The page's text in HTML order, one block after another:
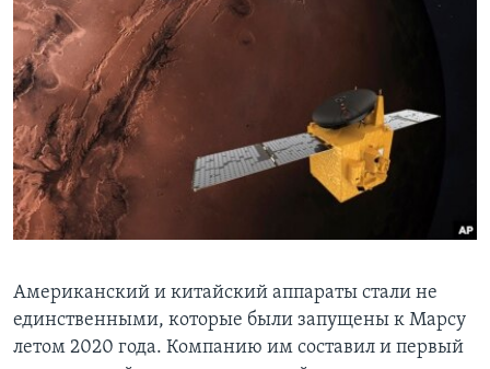
Американский и китайский аппараты стали не
единственными, которые были запущены к Марсу
летом 2020 года. Компанию им составил и первый